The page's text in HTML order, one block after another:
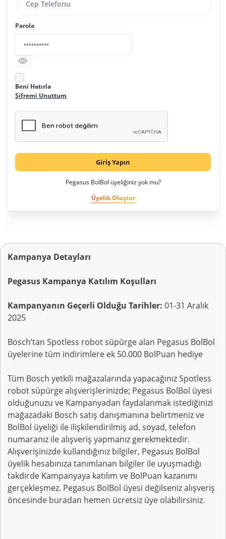
Parola
Beni Hatırla
Şifremi Unuttum
Giriş Yapın
Pegasus BolBol üyeliğiniz yok mu?
Üyelik Oluştur
Kampanya Detayları
Pegasus Kampanya Katılım Koşulları
Kampanyanın Geçerli Olduğu Tarihler: 01-31 Aralık
2025
Bosch’tan Spotless robot süpürge alan Pegasus BolBol
üyelerine tüm indirimlere ek 50.000 BolPuan hediye
Tüm Bosch yetkili mağazalarında yapacağınız Spotless
robot süpürge alışverişlerinizde; Pegasus BolBol üyesi
olduğunuzu ve Kampanyadan faydalanmak istediğinizi
mağazadaki Bosch satış danışmanına belirtmeniz ve
BolBol üyeliği ile ilişkilendirilmiş ad, soyad, telefon
numaranız ile alışveriş yapmanız gerekmektedir.
Alışverişinizde kullandığınız bilgiler, Pegasus BolBol
üyelik hesabınıza tanımlanan bilgiler ile uyuşmadığı
takdirde Kampanyaya katılım ve BolPuan kazanımı
gerçekleşmez. Pegasus BolBol üyesi değilseniz alışveriş
öncesinde buradan hemen ücretsiz üye olabilirsiniz.